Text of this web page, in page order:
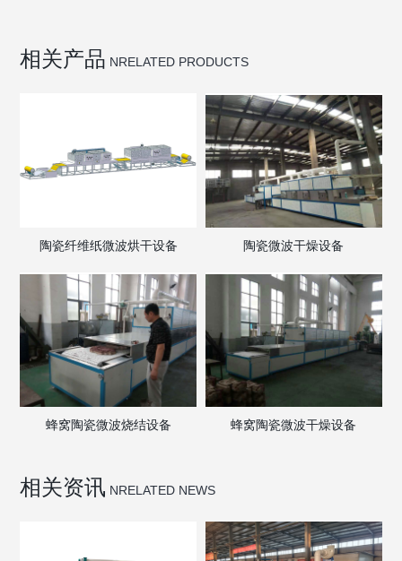
相关产品 NRELATED PRODUCTS
陶瓷纤维纸微波烘干设备 陶瓷微波干燥设备
蜂窝陶瓷微波烧结设备 蜂窝陶瓷微波干燥设备
相关资讯 NRELATED NEWS